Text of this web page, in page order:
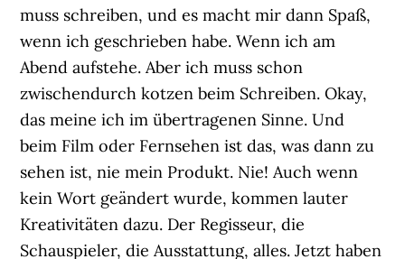
muss schreiben, und es macht mir dann Spaß,
wenn ich geschrieben habe. Wenn ich am
Abend aufstehe. Aber ich muss schon
zwischendurch kotzen beim Schreiben. Okay,
das meine ich im übertragenen Sinne. Und
beim Film oder Fernsehen ist das, was dann zu
sehen ist, nie mein Produkt. Nie! Auch wenn
kein Wort geändert wurde, kommen lauter
Kreativitäten dazu. Der Regisseur, die
Schauspieler, die Ausstattung, alles. Jetzt haben